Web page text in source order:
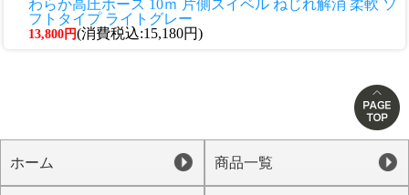
わらか高圧ホース 10ｍ 片側スイベル ねじれ解消 柔軟 ソ
フトタイプ ライトグレー
13,800円(消費税込:15,180円)
ホーム 商品一覧